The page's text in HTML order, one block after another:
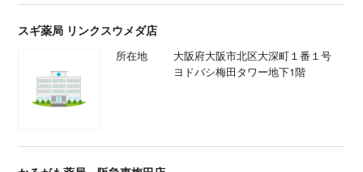
スギ薬局 リンクスウメダ店
所在地
大阪府大阪市北区大深町１番１号
ヨドバシ梅田タワー地下1階